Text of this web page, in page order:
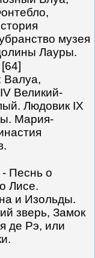
музея
Лауры.
[64]
Валуа,
Великий-
Людовик IX
Мария-
- Песнь о
Лисе.
и Изольды.
зверь, Замок
де Рэ, или